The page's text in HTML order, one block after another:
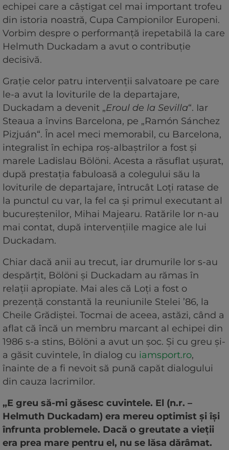
echipei care a câștigat cel mai important trofeu
din istoria noastră, Cupa Campionilor Europeni.
Vorbim despre o performanță irepetabilă la care
Helmuth Duckadam a avut o contribuție
decisivă.
Grație celor patru intervenții salvatoare pe care
le-a avut la loviturile de la departajare,
Duckadam a devenit „Eroul de la Sevilla“. Iar
Steaua a învins Barcelona, pe „Ramón Sánchez
Pizjuán“. În acel meci memorabil, cu Barcelona,
integralist în echipa roș-albaștrilor a fost și
marele Ladislau Bölöni. Acesta a răsuflat ușurat,
după prestația fabuloasă a colegului său la
loviturile de departajare, întrucât Loți ratase de
la punctul cu var, la fel ca și primul executant al
bucureștenilor, Mihai Majearu. Ratările lor n-au
mai contat, după intervențiile magice ale lui
Duckadam.
Chiar dacă anii au trecut, iar drumurile lor s-au
despărțit, Bölöni și Duckadam au rămas în
relații apropiate. Mai ales că Loți a fost o
prezență constantă la reuniunile Stelei ’86, la
Cheile Grădiștei. Tocmai de aceea, astăzi, când a
aflat că încă un membru marcant al echipei din
1986 s-a stins, Bölöni a avut un șoc. Și cu greu și-
a găsit cuvintele, în dialog cu iamsport.ro,
înainte de a fi nevoit să pună capăt dialogului
din cauza lacrimilor.
„E greu să-mi găsesc cuvintele. El (n.r. –
Helmuth Duckadam) era mereu optimist și își
înfrunta problemele. Dacă o greutate a vieții
era prea mare pentru el, nu se lăsa dărâmat.